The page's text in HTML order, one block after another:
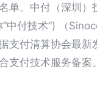
单。中付（深圳）
中付技术”) （
据支付清算协会最
支付技术服务备案。